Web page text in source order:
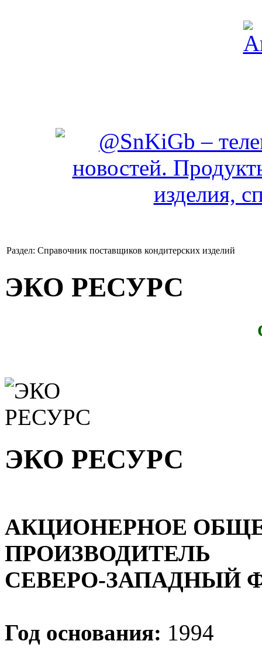
Раздел: Справочник поставщиков кондитерских изделий
ЭКО РЕСУРС
ЭКО РЕСУРС
АКЦИОНЕРНОЕ
ПРОИЗВОДИТЕЛЬ
СЕВЕРО-ЗАПАДНЫЙ
Год основания: 1994